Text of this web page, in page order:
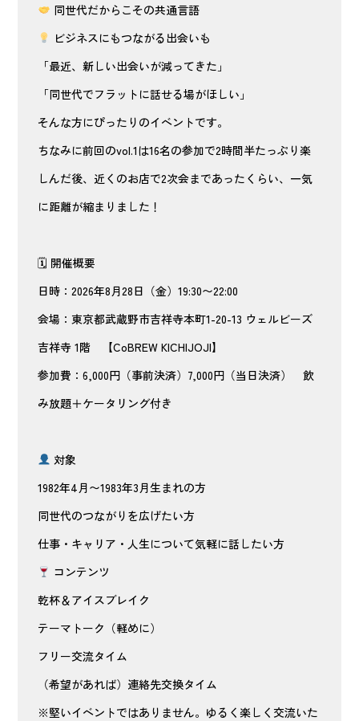
同世代だからこその共通言語
ビジネスにもつながる出会いも
「最近、新しい出会いが減ってきた」
「同世代でフラットに話せる場がほしい」
そんな方にぴったりのイベントです。
ちなみに前回のvol.1は16名の参加で2時間半たっぷり楽
しんだ後、近くのお店で2次会まであったくらい、一気
に距離が縮まりました！
🗓 開催概要
日時：2026年8月28日（金）19:30〜22:00
会場：東京都武蔵野市吉祥寺本町1-20-13 ウェルビーズ
吉祥寺 1階 【CoBREW KICHIJOJI】
参加費：6,000円（事前決済）7,000円（当日決済） 飲
み放題＋ケータリング付き
対象
1982年4月〜1983年3月生まれの方
同世代のつながりを広げたい方
仕事・キャリア・人生について気軽に話したい方
コンテンツ
乾杯＆アイスブレイク
テーマトーク（軽めに）
フリー交流タイム
（希望があれば）連絡先交換タイム
※堅いイベントではありません。ゆるく楽しく交流いた